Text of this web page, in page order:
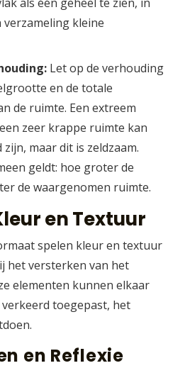
verzameling kleine
Let op de verhouding
en de totale
de ruimte. Een extreem
zeer krappe ruimte kan
maar dit is zeldzaam.
geldt: hoe groter de
de waargenomen ruimte.
en Textuur
spelen kleur en textuur
het versterken van het
elementen kunnen elkaar
toegepast, het
en Reflexie